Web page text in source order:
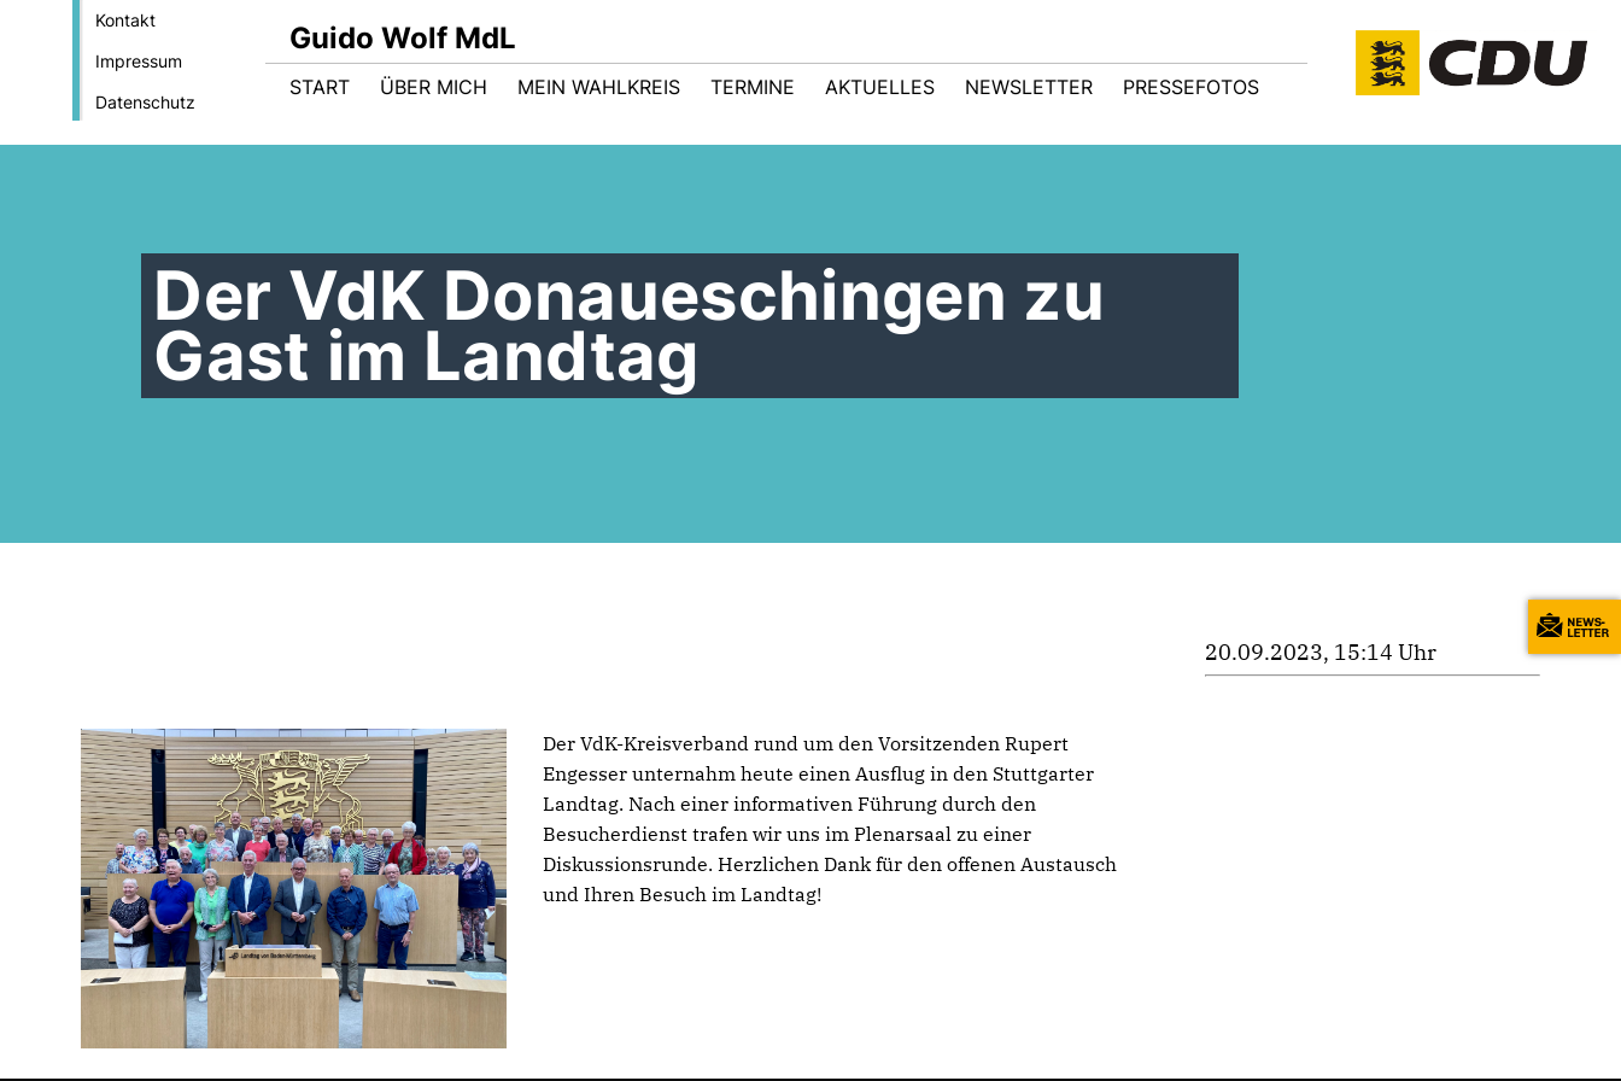
Kontakt
Impressum
Datenschutz
Guido Wolf MdL
START ÜBER MICH MEIN WAHLKREIS TERMINE AKTUELLES NEWSLETTER PRESSEFOTOS
Der VdK Donaueschingen zu
Gast im Landtag
Der VdK-Kreisverband rund um den Vorsitzenden Rupert
Engesser unternahm heute einen Ausflug in den Stuttgarter
Landtag. Nach einer informativen Führung durch den
Besucherdienst trafen wir uns im Plenarsaal zu einer
Diskussionsrunde. Herzlichen Dank für den offenen Austausch
und Ihren Besuch im Landtag!
20.09.2023, 15:14 Uhr